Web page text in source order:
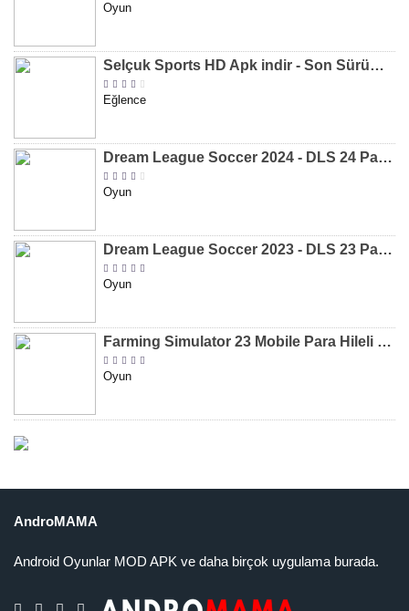
Oyun
Selçuk Sports HD Apk indir - Son Sürüm 2024 [2.0.1.9]
Eğlence
Dream League Soccer 2024 - DLS 24 Para Hileli MOD APK indir [v11.050]
Oyun
Dream League Soccer 2023 - DLS 23 Para Hileli MOD APK [v11.020]
Oyun
Farming Simulator 23 Mobile Para Hileli MOD APK indir [v0.0.0.8]
Oyun
AndroMAMA
Android Oyunlar MOD APK ve daha birçok uygulama burada.